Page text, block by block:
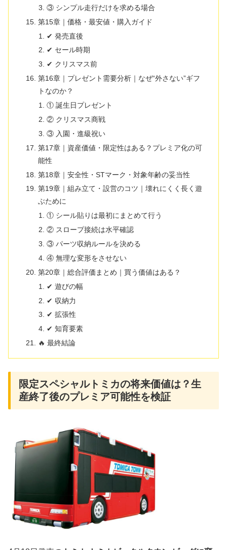
③ シンプル走行だけを求める場合
第15章｜価格・最安値・購入ガイド
✔ 発売直後
✔ セール時期
✔ クリスマス前
第16章｜プレゼント需要分析｜なぜ“外さない”ギフ
トなのか？
① 誕生日プレゼント
② クリスマス商戦
③ 入園・進級祝い
第17章｜資産価値・限定性はある？プレミア化の可
能性
第18章｜安全性・STマーク・対象年齢の妥当性
第19章｜組み立て・設営のコツ｜壊れにくく長く遊
ぶために
① シール貼りは最初にまとめて行う
② スロープ接続は水平確認
③ パーツ収納ルールを決める
④ 無理な変形をさせない
第20章｜総合評価まとめ｜買う価値はある？
✔ 遊びの幅
✔ 収納力
✔ 拡張性
✔ 知育要素
🔥 最終結論
限定スペシャルトミカの将来価値は？生
産終了後のプレミア可能性を検証